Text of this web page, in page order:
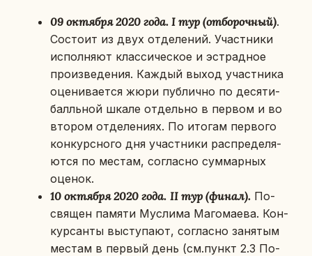
09 ок­тяб­ря 2020 года. I тур (от­бо­роч­ный).
Со­сто­ит из двух от­де­ле­ний. Участ­ни­ки
ис­пол­ня­ют клас­си­че­ское и эст­рад­ное
про­из­ве­де­ния. Каждый выход участ­ни­ка
оце­ни­ва­ет­ся жюри пуб­лич­но по де­ся­ти­
балль­ной шкале от­дель­но в первом и во
втором от­де­ле­ни­ях. По итогам пер­во­го
кон­курс­но­го дня участ­ни­ки рас­пре­де­ля­
ют­ся по местам, со­глас­но сум­мар­ных
оценок.
10 ок­тяб­ря 2020 года. II тур (финал). По­
свя­щен памяти Му­сли­ма Ма­го­ма­е­ва. Кон­
кур­сан­ты вы­сту­па­ют, со­глас­но за­ня­тым
местам в первый день (см.пункт 2.3 По­